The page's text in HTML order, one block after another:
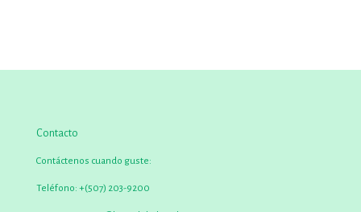
Contacto
Contáctenos cuando guste:
Teléfono: +(507) 203-9200